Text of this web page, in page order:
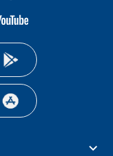
youtube-